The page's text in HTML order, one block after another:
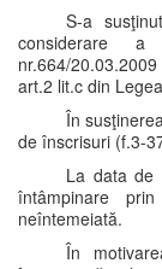
S-a
considerare a
nr.664/
art.2 lit.c din
În
de înscrisuri (f.3-
La data de
întâmpinare
neîntemeiată.
În